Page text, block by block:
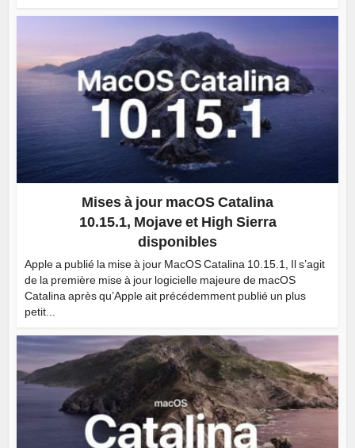
Mises à jour macOS Catalina
10.15.1, Mojave et High Sierra
disponibles
Apple a publié la mise à jour MacOS Catalina 10.15.1, Il s’agit
de la première mise à jour logicielle majeure de macOS
Catalina après qu’Apple ait précédemment publié un plus
petit...